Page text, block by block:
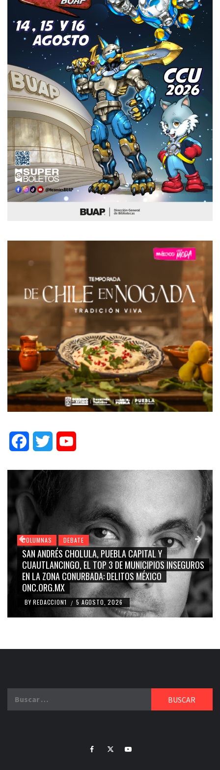
FacebookTwitter
COLUMNAS DEBATE
GRACE PALOMARES, NAY SALVATORI, SERGIO MAYER,
CARMEN SALINAS “LA CORCHOLATA”, CUAUHTÉMOC
BLANCO, SILVIA PINAL: LA TRIVIALIZACIÓN Y
RIDICULIZACIÓN DE LA REPRESENTACIÓN CIUDADANA
BY REDACCION1 / 4 AGOSTO, 2026
FacebookTwitterYoutube